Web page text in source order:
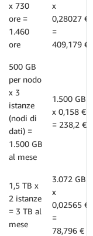
x 730
ore =
1.460
ore
x
0,28027 €
=
409,179 €
500 GB
per nodo
x 3
istanze
(nodi di
dati) =
1.500 GB
al mese
1.500 GB
x 0,158 €
= 238,2 €
1,5 TB x
2 istanze
= 3 TB al
mese
3.072 GB
x
0,02565 €
=
78,796 €